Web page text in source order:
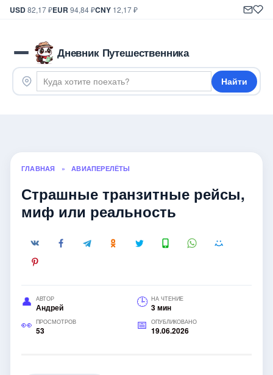
USD82,17 ₽EUR 94,84 ₽CNY 12,17 ₽
Дневник Путешественника
Найти
ГЛАВНАЯ » АВИАПЕРЕЛЁТЫ
Страшные транзитные рейсы,
миф или реальность
АВТОР
Андрей
НА ЧТЕНИЕ
3 мин
ПРОСМОТРОВ
53
ОПУБЛИКОВАНО
19.06.2026